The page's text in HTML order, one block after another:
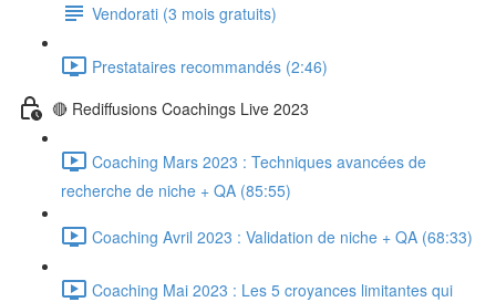
Vendorati (3 mois gratuits)
Prestataires recommandés (2:46)
🔴 Rediffusions Coachings Live 2023
Coaching Mars 2023 : Techniques avancées de
recherche de niche + QA (85:55)
Coaching Avril 2023 : Validation de niche + QA (68:33)
Coaching Mai 2023 : Les 5 croyances limitantes qui